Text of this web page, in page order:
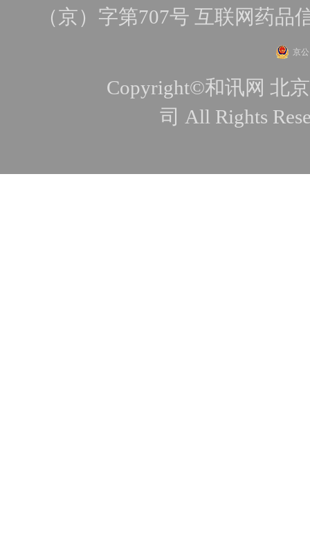
（京）字第707号 互联网药品
京
Copyright©和讯网 北
司 All Rights